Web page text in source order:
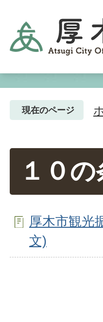
現在のページ
１０の
厚木市観光
文)